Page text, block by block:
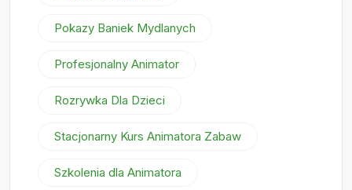
Pokazy Baniek Mydlanych
Profesjonalny Animator
Rozrywka Dla Dzieci
Stacjonarny Kurs Animatora Zabaw
Szkolenia dla Animatora